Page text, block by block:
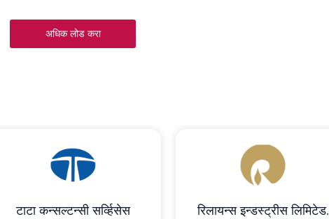
अधिक लोड करा
टाटा कन्सल्टन्सी सर्व्हिसेस
रिलायन्स इन्डस्ट्रीस लिमिटेड.